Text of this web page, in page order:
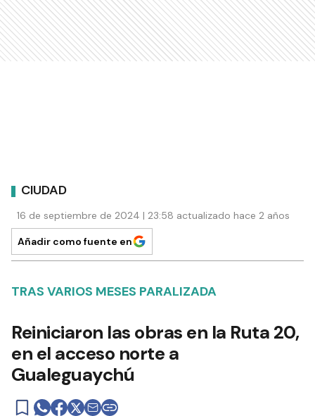
CIUDAD
16 de septiembre de 2024 | 23:58 actualizado hace 2 años
Añadir como fuente en
TRAS VARIOS MESES PARALIZADA
Reiniciaron las obras en la Ruta 20,
en el acceso norte a
Gualeguaychú